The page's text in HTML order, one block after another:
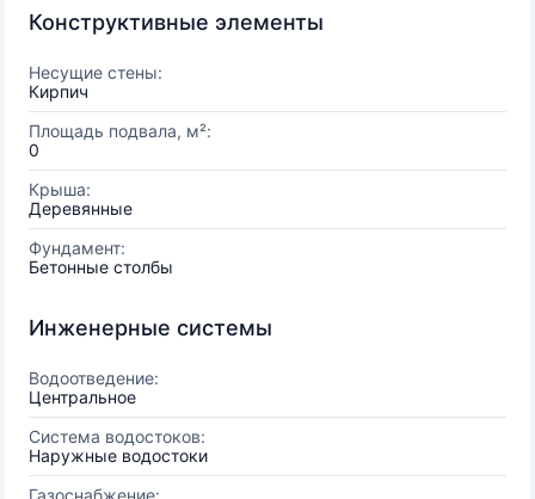
Конструктивные элементы
Несущие стены:
Кирпич
Площадь подвала, м²:
0
Крыша:
Деревянные
Фундамент:
Бетонные столбы
Инженерные системы
Водоотведение:
Центральное
Система водостоков:
Наружные водостоки
Газоснабжение: